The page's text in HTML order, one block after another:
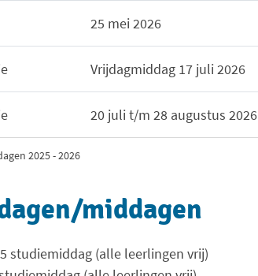
2025 - 2026
25 mei 2026
Vrijdagmiddag 17 juli 2026
20 juli t/m 28 augustus 2026
middagen
studiemiddag (alle leerlingen vrij)